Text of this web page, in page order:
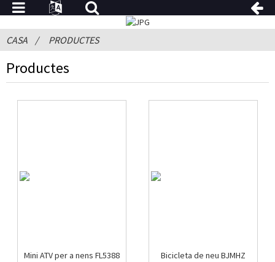
CASA PRODUCTES
Productes
Mini ATV per a nens FL5388 Bicicleta de neu BJMHZ